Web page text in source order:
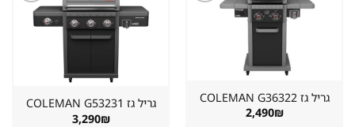
גריל גז ⁦COLEMAN G36322⁩
2,490₪
שמור
מוצר
גריל גז ⁦COLEMAN G53231⁩
3,290₪